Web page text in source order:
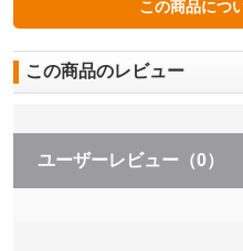
この商品のレビュー
ユーザーレビュー （0）